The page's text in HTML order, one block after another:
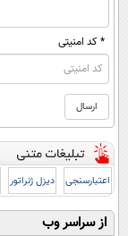
* کد امنیتی
اعتبارسنجی دیزل ژنراتور
از سراسر وب